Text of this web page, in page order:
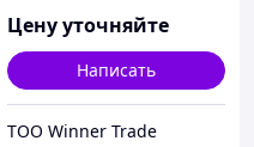
Цену уточняйте
Написать
ТОО Winner Trade